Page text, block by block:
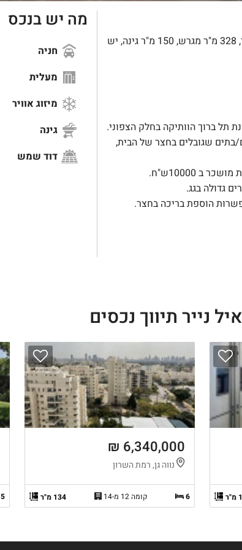
בית 7 חדרים, 330 מ"ר, 328 מ"ר מגרש, 150 מ"ר גינה, יש
תל ברוך הוותיקה בחלק הצפוני.
בתים שגובלים בחצר של הבית,
ב 10000ש"ח.
גדולה בגג.
הוספת בריכה בחצר.
מה יש בנכס
חניה
מעלית
מיזוג אוויר
גינה
דוד שמש
נייר תיווך נכסים
6,340,000 ₪
נווה גן, רמת השרון
6 קומה 12 מ-14 134 מ"ר 5